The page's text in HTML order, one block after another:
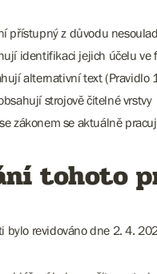
přístupný z důvodu
identifikaci jejich účelu
alternativní text (Pravidlo
strojově čitelné vrstvy
zákonem se aktuálně
tohoto
bylo revidováno dne 2. 4.